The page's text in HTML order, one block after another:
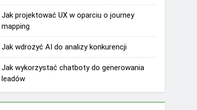
Jak projektować UX w oparciu o journey
mapping
Jak wdrożyć AI do analizy konkurencji
Jak wykorzystać chatboty do generowania
leadów